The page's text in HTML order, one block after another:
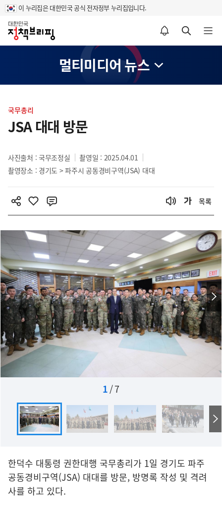
이 누리집은 대한민국 공식 전자정부 누리집입니다.
홈
알림설정 바로가기 검색 바로가기 메뉴 열기
멀티미디어 뉴스
텐
영
역
국무총리
JSA 대대 방문
사진출처 : 국무조정실
촬영일 : 2025.04.01
촬영장소 : 경기도 > 파주시 공동경비구역(JSA) 대대
목록
1/7
한덕수 대통령 권한대행 국무총리가 1일 경기도 파주
공동경비구역(JSA) 대대를 방문, 방명록 작성 및 격려
사를 하고 있다.